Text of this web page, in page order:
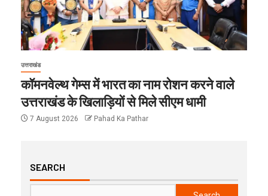
उत्तराखंड
कॉमनवेल्थ गेम्स में भारत का नाम रोशन करने वाले
उत्तराखंड के खिलाड़ियों से मिले सीएम धामी
7 August 2026 Pahad Ka Pathar
SEARCH